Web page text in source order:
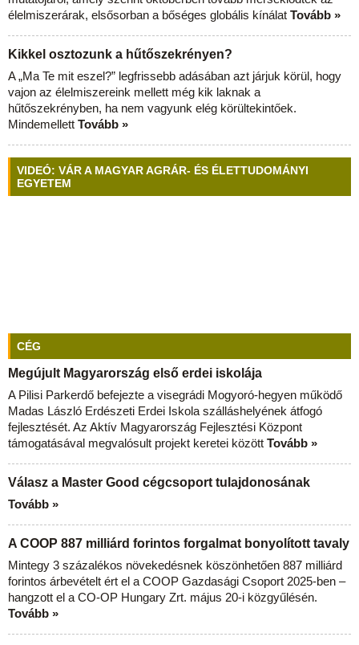
élelmiszerárak, elsősorban a bőséges globális kínálat Tovább »
Kikkel osztozunk a hűtőszekrényen?
A „Ma Te mit eszel?” legfrissebb adásában azt járjuk körül, hogy
vajon az élelmiszereink mellett még kik laknak a
hűtőszekrényben, ha nem vagyunk elég körültekintőek.
Mindemellett Tovább »
VIDEÓ: VÁR A MAGYAR AGRÁR- ÉS ÉLETTUDOMÁNYI
EGYETEM
CÉG
Megújult Magyarország első erdei iskolája
A Pilisi Parkerdő befejezte a visegrádi Mogyoró-hegyen működő
Madas László Erdészeti Erdei Iskola szálláshelyének átfogó
fejlesztését. Az Aktív Magyarország Fejlesztési Központ
támogatásával megvalósult projekt keretei között Tovább »
Válasz a Master Good cégcsoport tulajdonosának
Tovább »
A COOP 887 milliárd forintos forgalmat bonyolított tavaly
Mintegy 3 százalékos növekedésnek köszönhetően 887 milliárd
forintos árbevételt ért el a COOP Gazdasági Csoport 2025-ben –
hangzott el a CO-OP Hungary Zrt. május 20-i közgyűlésén.
Tovább »